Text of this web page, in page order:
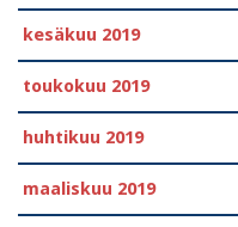
kesäkuu 2019
toukokuu 2019
huhtikuu 2019
maaliskuu 2019